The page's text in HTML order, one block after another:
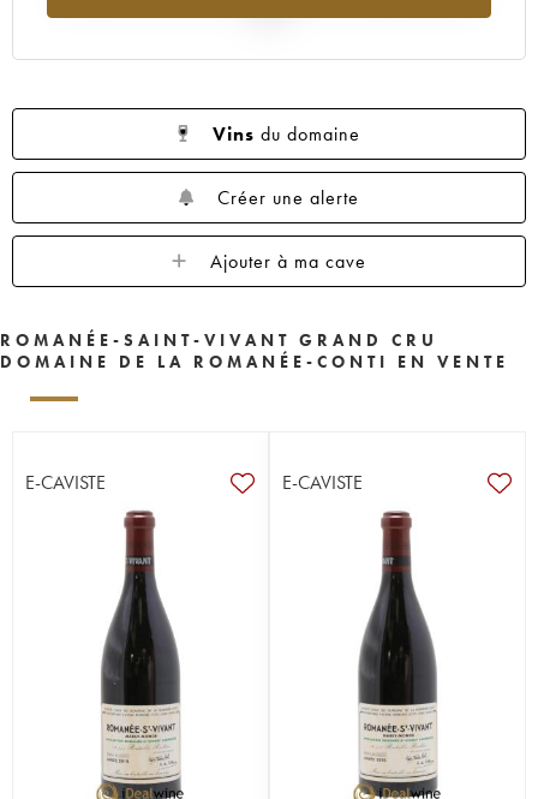
Vins du domaine
Créer une alerte
Ajouter à ma cave
ROMANÉE-SAINT-VIVANT GRAND CRU
DOMAINE DE LA ROMANÉE-CONTI EN VENTE
E-CAVISTE E-CAVISTE